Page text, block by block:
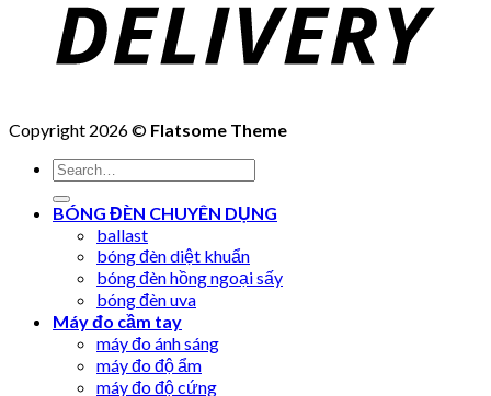
Copyright 2026 © Flatsome Theme
Search
for:
BÓNG ĐÈN CHUYÊN DỤNG
ballast
bóng đèn diệt khuẩn
bóng đèn hồng ngoại sấy
bóng đèn uva
Máy đo cầm tay
máy đo ánh sáng
máy đo độ ẩm
máy đo độ cứng